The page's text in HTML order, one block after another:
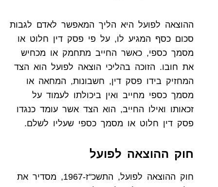
ההוצאה לפועל היא הליך המאפשר לאדם לגבות
סכום כסף המגיע לו, על פי פסק דין חלוט או
מסמך כספי, כאשר החייב מתחמק או מכחיש
את חובו. הזוכה בהליכי הוצאה לפועל הוא הצד
המחזיק בידו פסק דין, חשבונות, המחאה או
מסמך כספי מחייב ואין ביכולתו לעמוד על
זכאותו ואילו החייב, הוא הצד אשר עומד כנגדו
פסק דין חלוט או מסמך כספי שעליו לשלם.
חוק ההוצאה לפועל
חוק ההוצאה לפועל, התשכ"ז-1967, מסדיר את